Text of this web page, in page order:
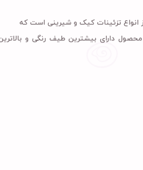
انواع تزئینات کیک و شیرینی است که
محصول دارای بیشترین طیف رنگی و